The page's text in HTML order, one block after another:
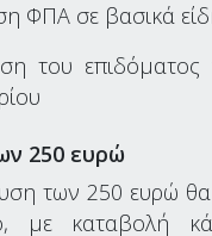
ΦΠΑ σε βασικά
του
250 ευρώ
των 250 ευρώ
με καταβολή